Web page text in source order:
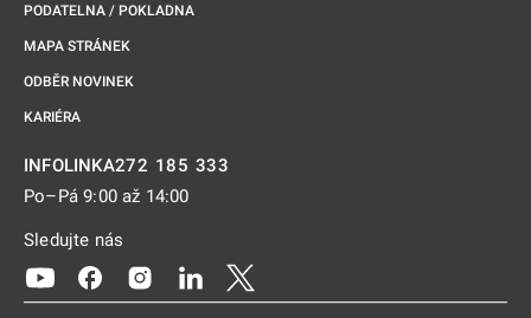
PODATELNA / POKLADNA
MAPA STRÁNEK
ODBĚR NOVINEK
KARIÉRA
INFOLINKA272 185 333
Po–Pá 9:00 až 14:00
Sledujte nás
Odkaz se otevře na nové kartě
Odkaz se otevře na nové kartě
Odkaz se otevře na nové kartě
Odkaz se otevře na nové kartě